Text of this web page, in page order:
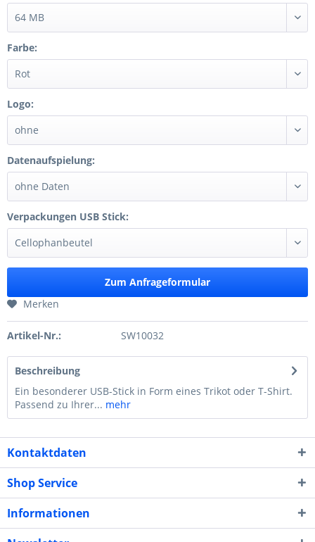
Farbe:
Logo:
Datenaufspielung:
Verpackungen USB Stick:
Zum Anfrageformular
Merken
Artikel-Nr.: SW10032
Beschreibung
Ein besonderer USB-Stick in Form eines Trikot oder T-Shirt.
Passend zu Ihrer... mehr
Kontaktdaten
Shop Service
Informationen